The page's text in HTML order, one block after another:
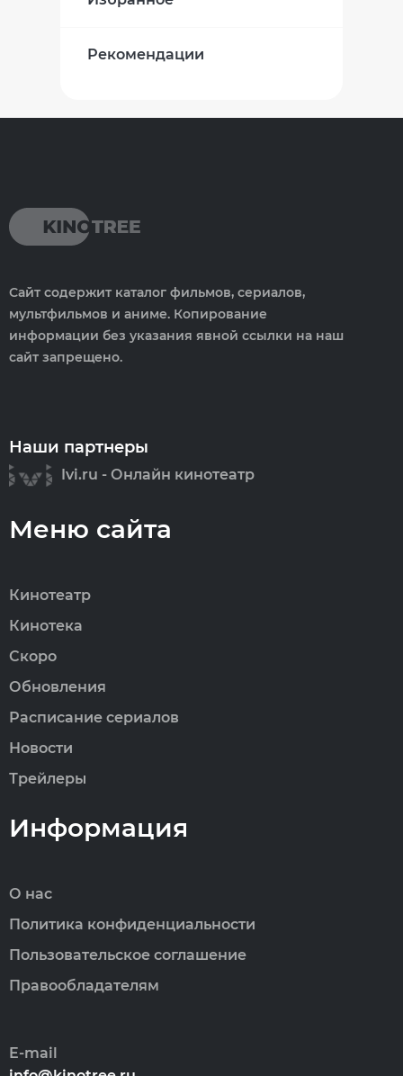
Рекомендации
Сайт содержит каталог фильмов, сериалов,
мультфильмов и аниме. Копирование
информации без указания явной ссылки на наш
сайт запрещено.
Наши партнеры
Ivi.ru - Онлайн кинотеатр
Меню сайта
Кинотеатр
Кинотека
Скоро
Обновления
Расписание сериалов
Новости
Трейлеры
Информация
О нас
Политика конфиденциальности
Пользовательское соглашение
Правообладателям
E-mail